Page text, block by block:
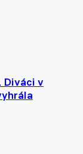
Diváci v